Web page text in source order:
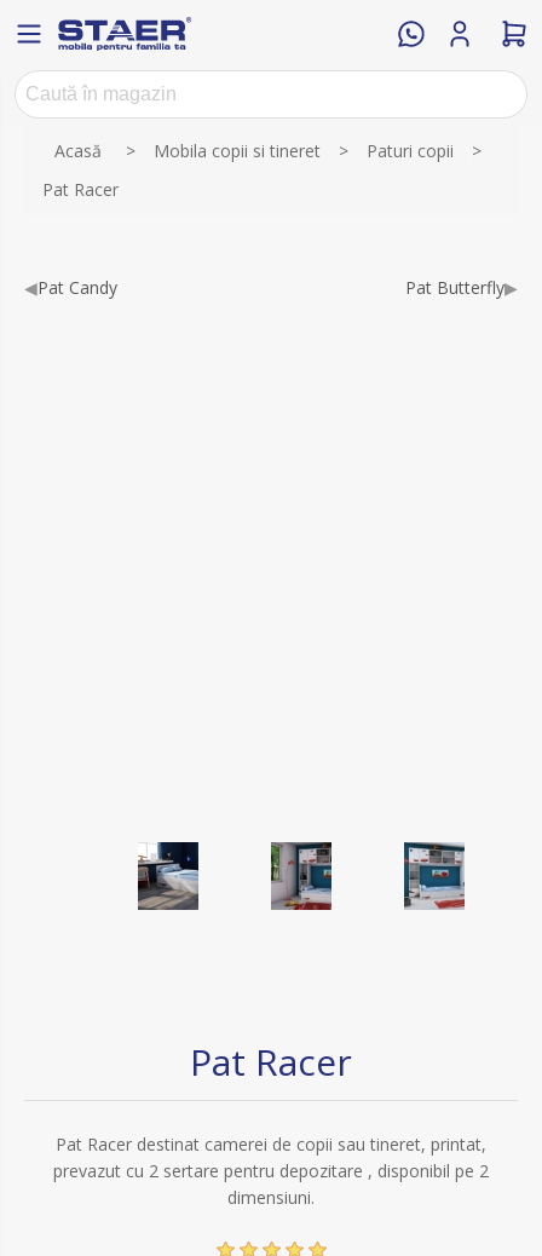
Acasă > Mobila copii si tineret > Paturi copii
>
Pat Racer
◀Pat Candy Pat Butterfly▶
Pat Racer
Pat Racer destinat camerei de copii sau tineret, printat,
prevazut cu 2 sertare pentru depozitare , disponibil pe 2
dimensiuni.
Numele atributului Valoarea atributului